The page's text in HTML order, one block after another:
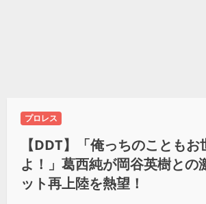
プロレス
【DDT】「俺っちのことも
よ！」葛西純が岡谷英樹との
ット再上陸を熱望！